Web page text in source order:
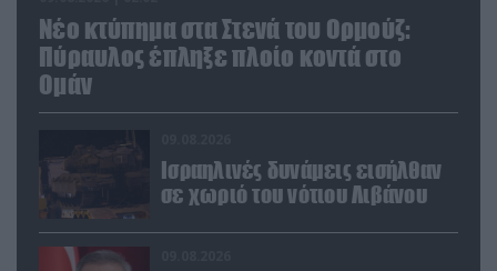
Νέο κτύπημα στα Στενά του Ορμούζ:
Πύραυλος έπληξε πλοίο κοντά στο
Ομάν
Ισραηλινές δυνάμεις εισήλθαν
σε χωριό του νότιου Λιβάνου